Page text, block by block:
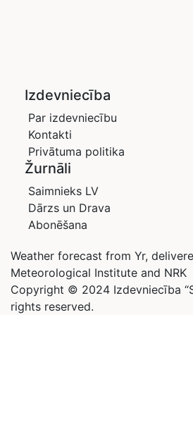
Izdevniecība
Par izdevniecību
Kontakti
Privātuma politika
Žurnāli
Saimnieks LV
Dārzs un Drava
Abonēšana
Weather forecast from Yr,
Meteorological Institute and NRK
Copyright © 2024 Izdevniecība
rights reserved.